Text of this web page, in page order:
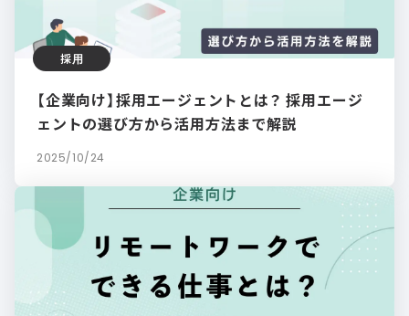
採用
【企業向け】採用エージェントとは？ 採用エージ
ェントの選び方から活用方法まで解説
2025/10/24